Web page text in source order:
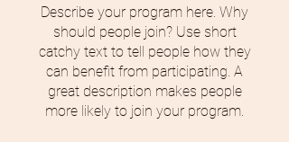
Describe your program here. Why
should people join? Use short
catchy text to tell people how they
can benefit from participating. A
great description makes people
more likely to join your program.